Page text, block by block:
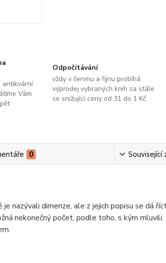
Vám
Odpočítávání
vždy v červnu a říjnu probíhá
výprodej vybraných knih za stále
se snižující ceny od 31 do 1 Kč
0 Související
nazývali dimenze, ale z jejich popisu se dá
nekonečný počet, podle toho, s kým